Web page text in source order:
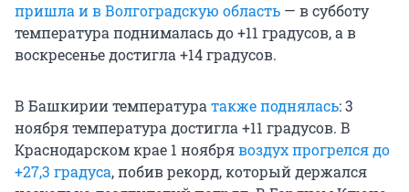
пришла и в Волгоградскую область — в субботу
температура поднималась до +11 градусов, а в
воскресенье достигла +14 градусов.
В Башкирии температуратакже поднялась: 3
ноября температура достигла +11 градусов. В
Краснодарском крае 1 ноябрявоздух прогрелся до
+27,3 градуса, побив рекорд, который держался